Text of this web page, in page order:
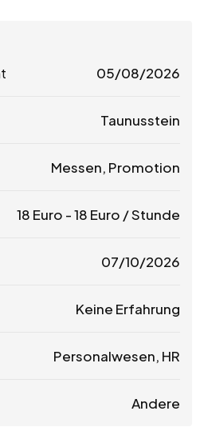
05/08/2026
Taunusstein
Messen, Promotion
18 Euro -18 Euro / Stunde
07/10/2026
Keine Erfahrung
Personalwesen, HR
Andere